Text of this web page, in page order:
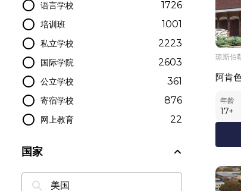
语言学校 1726
培训班 1001
私立学校 2223
国际学院 2603
公立学校 361
寄宿学校 876
网上教育 22
国家
琼斯伯
阿肯
年龄
17+